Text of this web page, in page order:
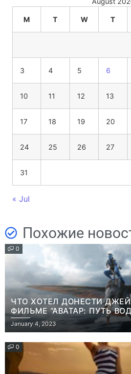
M T W T
3 4 5 6
10 11 12 13
17 18 19 20
24 25 26 27
31
« Jul
Похожие
0
ЧТО ХОТЕЛ ДОНЕСТИ
ФИЛЬМЕ “АВАТАР: ПУТЬ
January 4, 2023
0